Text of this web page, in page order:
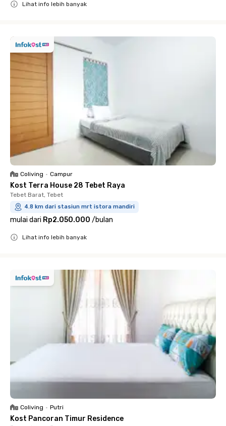
Lihat info lebih banyak
Coliving • Campur
Kost Terra House 28 Tebet Raya
Tebet Barat, Tebet
4.8 km dari stasiun mrt istora mandiri
mulai dari Rp2.050.000 /bulan
Lihat info lebih banyak
Coliving • Putri
Kost Pancoran Timur Residence